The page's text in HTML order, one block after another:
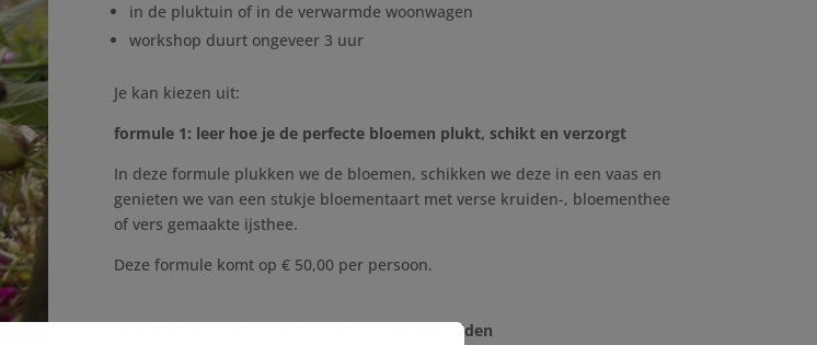
in de pluktuin of in de verwarmde woonwagen
workshop duurt ongeveer 3 uur
Je kan kiezen uit:
formule 1: leer hoe je de perfecte bloemen plukt, schikt en verzorgt
In deze formule plukken we de bloemen, schikken we deze in een vaas en
genieten we van een stukje bloementaart met verse kruiden-, bloementhee
of vers gemaakte ijsthee.
Deze formule komt op € 50,00 per persoon.
formule 2: workshop eetbare bloemen en kruiden